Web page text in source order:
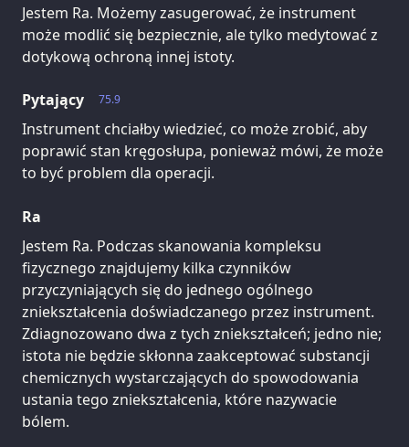
Jestem Ra. Możemy zasugerować, że instrument
może modlić się bezpiecznie, ale tylko medytować z
dotykową ochroną innej istoty.
75.9
Pytający
Instrument chciałby wiedzieć, co może zrobić, aby
poprawić stan kręgosłupa, ponieważ mówi, że może
to być problem dla operacji.
Ra
Jestem Ra. Podczas skanowania kompleksu
fizycznego znajdujemy kilka czynników
przyczyniających się do jednego ogólnego
zniekształcenia doświadczanego przez instrument.
Zdiagnozowano dwa z tych zniekształceń; jedno nie;
istota nie będzie skłonna zaakceptować substancji
chemicznych wystarczających do spowodowania
ustania tego zniekształcenia, które nazywacie
bólem.